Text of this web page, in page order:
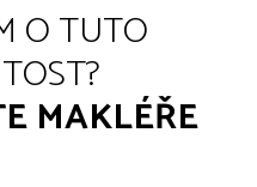
O TUTO
MAKLÉŘE